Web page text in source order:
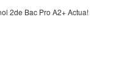
2de Bac Pro A2+ Actua!